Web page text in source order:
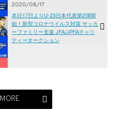
2020/08/17
本日17日よりU-23日本代表第2弾開
始！新型コロナウイルス対策 サッカ
ーファミリー支援 JFA/JPFAチャリ
ティーオークション
MORE